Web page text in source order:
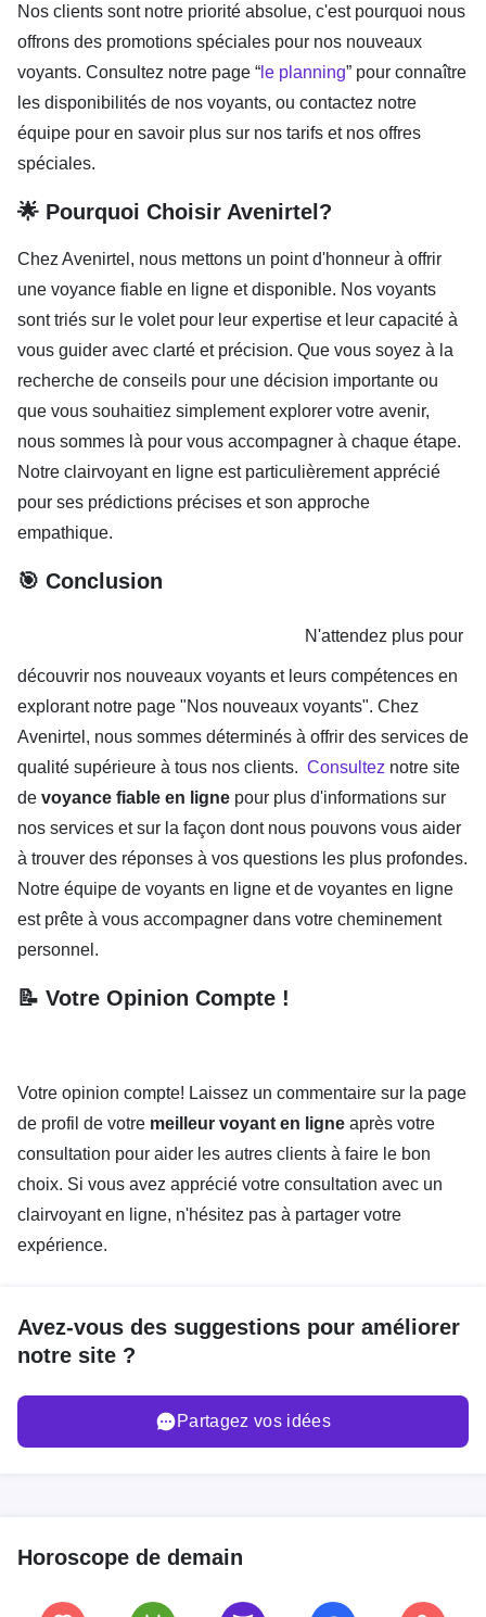
Nos clients sont notre priorité absolue, c'est pourquoi nous
offrons des promotions spéciales pour nos nouveaux
voyants. Consultez notre page “ le planning” pour connaître
les disponibilités de nos voyants, ou contactez notre
équipe pour en savoir plus sur nos tarifs et nos offres
spéciales.
🌟 Pourquoi Choisir Avenirtel?
Chez Avenirtel, nous mettons un point d'honneur à offrir
une voyance fiable en ligne et disponible. Nos voyants
sont triés sur le volet pour leur expertise et leur capacité à
vous guider avec clarté et précision. Que vous soyez à la
recherche de conseils pour une décision importante ou
que vous souhaitiez simplement explorer votre avenir,
nous sommes là pour vous accompagner à chaque étape.
Notre clairvoyant en ligne est particulièrement apprécié
pour ses prédictions précises et son approche
empathique.
🎯 Conclusion
N'attendez plus pour
découvrir nos nouveaux voyants et leurs compétences en
explorant notre page "Nos nouveaux voyants". Chez
Avenirtel, nous sommes déterminés à offrir des services de
qualité supérieure à tous nos clients. Consultez notre site
de voyance fiable en ligne pour plus d'informations sur
nos services et sur la façon dont nous pouvons vous aider
à trouver des réponses à vos questions les plus profondes.
Notre équipe de voyants en ligne et de voyantes en ligne
est prête à vous accompagner dans votre cheminement
personnel.
📝 Votre Opinion Compte !
Votre opinion compte! Laissez un commentaire sur la page
de profil de votre meilleur voyant en ligne après votre
consultation pour aider les autres clients à faire le bon
choix. Si vous avez apprécié votre consultation avec un
clairvoyant en ligne, n'hésitez pas à partager votre
expérience.
Avez-vous des suggestions pour améliorer
notre site ?
Partagez vos idées
Horoscope de demain